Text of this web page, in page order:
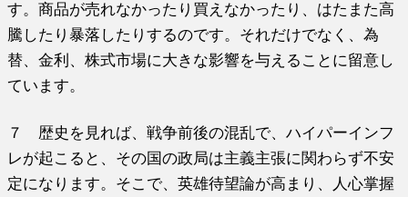
す。商品が売れなかったり買えなかったり、はたまた高
騰したり暴落したりするのです。それだけでなく、為
替、金利、株式市場に大きな影響を与えることに留意し
ています。
７ 歴史を見れば、戦争前後の混乱で、ハイパーインフ
レが起こると、その国の政局は主義主張に関わらず不安
定になります。そこで、英雄待望論が高まり、人心掌握